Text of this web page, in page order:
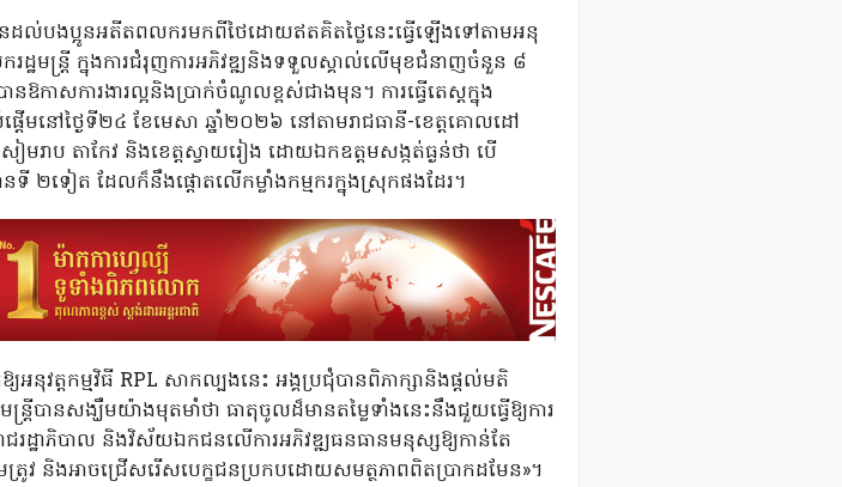
ជូនដល់បងប្អូនអតីតពលករមកពីថៃដោយឥតគិតថ្លៃនេះធ្វើឡើងទៅតាមអនុ
ឋមន្ត្រី ក្នុងការជំរុញការអភិវឌ្ឍនិងទទួលស្គាល់លើមុខជំនាញចំនួន ៨
ាសការងារល្អនិងប្រាក់ចំណូលខ្ពស់ជាងមុន។ ការធ្វើតេស្តក្នុង
មនៅថ្ងៃទី២៤ ខែមេសា ឆ្នាំ២០២៦ នៅតាមរាជធានី-ខេត្ដគោលដៅ
រាប តាកែវ និងខេត្តស្វាយរៀង ដោយឯកឧត្តមសង្កត់ធ្ងន់ថា បើ
ទៀត ដែលក៏នឹងផ្តោតលើកម្លាំងកម្មករក្នុងស្រុកផងដែរ។
អនុវត្តកម្មវិធី RPL សាកល្បងនេះ អង្គប្រជុំបានពិភាក្សានិងផ្ដល់មតិ
បានសង្ឃឹមយ៉ាងមុតមាំថា ធាតុចូលដ៏មានតម្លៃទាំងនេះនឹងជួយធ្វើឱ្យការ
ជរដ្ឋាភិបាល និងវិស័យឯកជនលើការអភិវឌ្ឍធនធានមនុស្សឱ្យកាន់តែ
មត្រូវ និងអាចជ្រើសរើសបេក្ខជនប្រកបដោយសមត្ថភាពពិតប្រាកដមែន»។